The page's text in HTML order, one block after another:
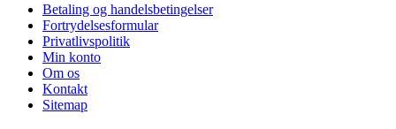
Betaling og handelsbetingelser
Fortrydelsesformular
Privatlivspolitik
Min konto
Om os
Kontakt
Sitemap